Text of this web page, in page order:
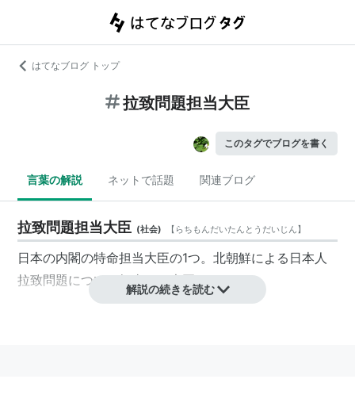
はてなブログ トップ
拉致問題担当大臣
このタグでブログを書く
言葉の解説 ネットで話題 関連ブログ
拉致問題担当大臣 (社会) 【 らちもんだいたんとうだいじん】
日本の内閣の特命担当大臣の1つ。北朝鮮による日本人
拉致問題について担当する大臣である。
解説の続きを読む